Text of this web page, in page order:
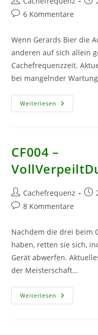
Autor:
Beitrags-
6 Kommentare
Wenn Gerards Bier die
anderen auf sich allein
Cachefrequenzzeit.
bei mangelnder
Weiterlesen CF005
–
CF004 –
Beitrags-
Autor:
Cachefrequenz
Beitrags-
8 Kommentare
Nachdem die drei beim
haben, retten sie sich,
Gerät abwerfen.
der Meisterschaft…
Weiterlesen CF004
–